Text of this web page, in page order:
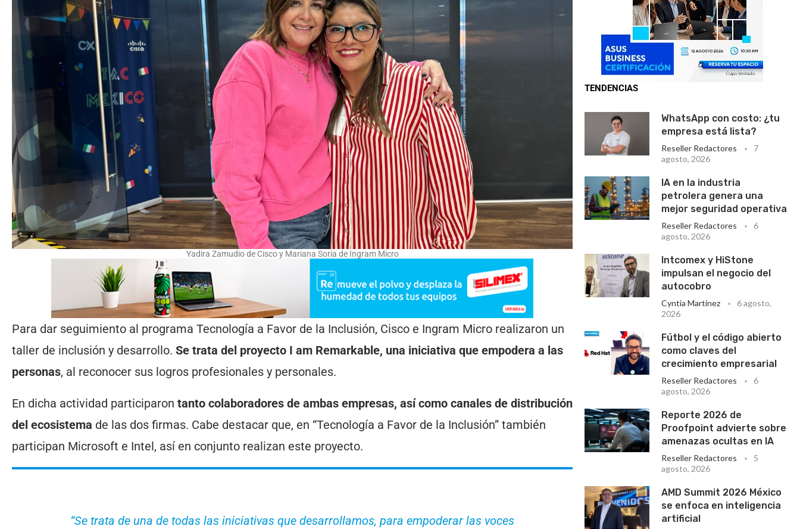
Yadira Zamudio de Cisco y Mariana Soria de Ingram Micro
Para dar seguimiento al programa Tecnología a Favor de la Inclusión, Cisco e Ingram Micro realizaron un
taller de inclusión y desarrollo. Se trata del proyecto I am Remarkable, una iniciativa que empodera a las
personas, al reconocer sus logros profesionales y personales.
En dicha actividad participaron tanto colaboradores de ambas empresas, así como canales de distribución
del ecosistema de las dos firmas. Cabe destacar que, en “Tecnología a Favor de la Inclusión” también
participan Microsoft e Intel, así en conjunto realizan este proyecto.
“Se trata de una de todas las iniciativas que desarrollamos, para empoderar las voces
TENDENCIAS
WhatsApp con costo: ¿tu
empresa está lista?
Reseller Redactores
7
agosto, 2026
IA en la industria
petrolera genera una
mejor seguridad operativa
Reseller Redactores
6
agosto, 2026
Intcomex y HiStone
impulsan el negocio del
autocobro
Cyntia Martinez
6 agosto,
2026
Fútbol y el código abierto
como claves del
crecimiento empresarial
Reseller Redactores
6
agosto, 2026
Reporte 2026 de
Proofpoint advierte sobre
amenazas ocultas en IA
Reseller Redactores
5
agosto, 2026
AMD Summit 2026 México
se enfoca en inteligencia
artificial